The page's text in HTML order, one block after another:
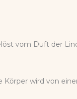
vom Duft der
wird von